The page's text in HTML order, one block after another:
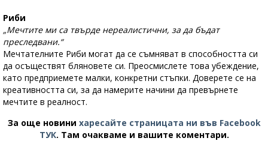
Риби
„Мечтите ми са твърде нереалистични, за да бъдат
преследвани.“
Мечтателните Риби могат да се съмняват в способността си
да осъществят бляновете си. Преосмислете това убеждение,
като предприемете малки, конкретни стъпки. Доверете се на
креативността си, за да намерите начини да превърнете
мечтите в реалност.
За още новини харесайте страницата ни във Facebook
ТУК. Там очакваме и вашите коментари.